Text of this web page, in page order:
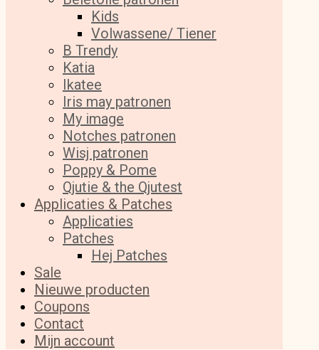
Kids
Volwassene/ Tiener
B Trendy
Katia
Ikatee
Iris may patronen
My image
Notches patronen
Wisj patronen
Poppy & Pome
Qjutie & the Qjutest
Applicaties & Patches
Applicaties
Patches
Hej Patches
Sale
Nieuwe producten
Coupons
Contact
Mijn account